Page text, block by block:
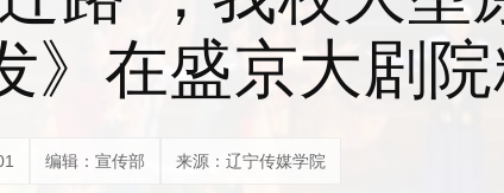
》在盛京大剧院
编辑：宣传部 来源：辽宁传媒学院